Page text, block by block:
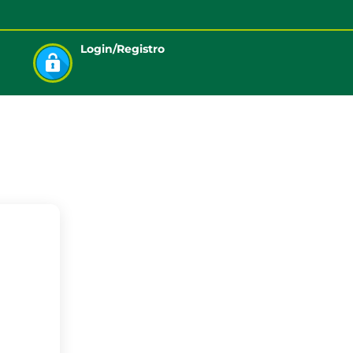
Login/Registro